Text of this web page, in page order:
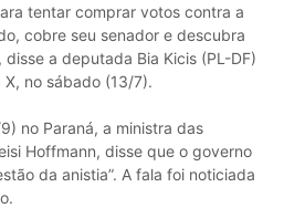
tentar comprar votos contra a
cobre seu senador e descubra
disse a deputada Bia Kicis (PL-DF)
no sábado (13/7).
no Paraná, a ministra das
Hoffmann, disse que o governo
da anistia”. A fala foi noticiada